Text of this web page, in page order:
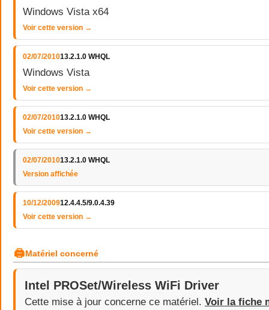
Windows Vista x64
Voir cette version →
02/07/201013.2.1.0 WHQL
Windows Vista
Voir cette version →
02/07/201013.2.1.0 WHQL
Voir cette version →
02/07/201013.2.1.0 WHQL
Version affichée
10/12/200912.4.4.5/9.0.4.39
Voir cette version →
🖨Matériel concerné
Intel PROSet/Wireless WiFi Driver
Cette mise à jour concerne ce matériel. Voir la fiche